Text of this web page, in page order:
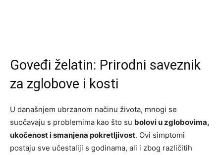
Goveđi želatin: Prirodni saveznik
za zglobove i kosti
U današnjem ubrzanom načinu života, mnogi se
suočavaju s problemima kao što su bolovi u zglobovima,
ukočenost i smanjena pokretljivost. Ovi simptomi
postaju sve učestaliji s godinama, ali i zbog različitih